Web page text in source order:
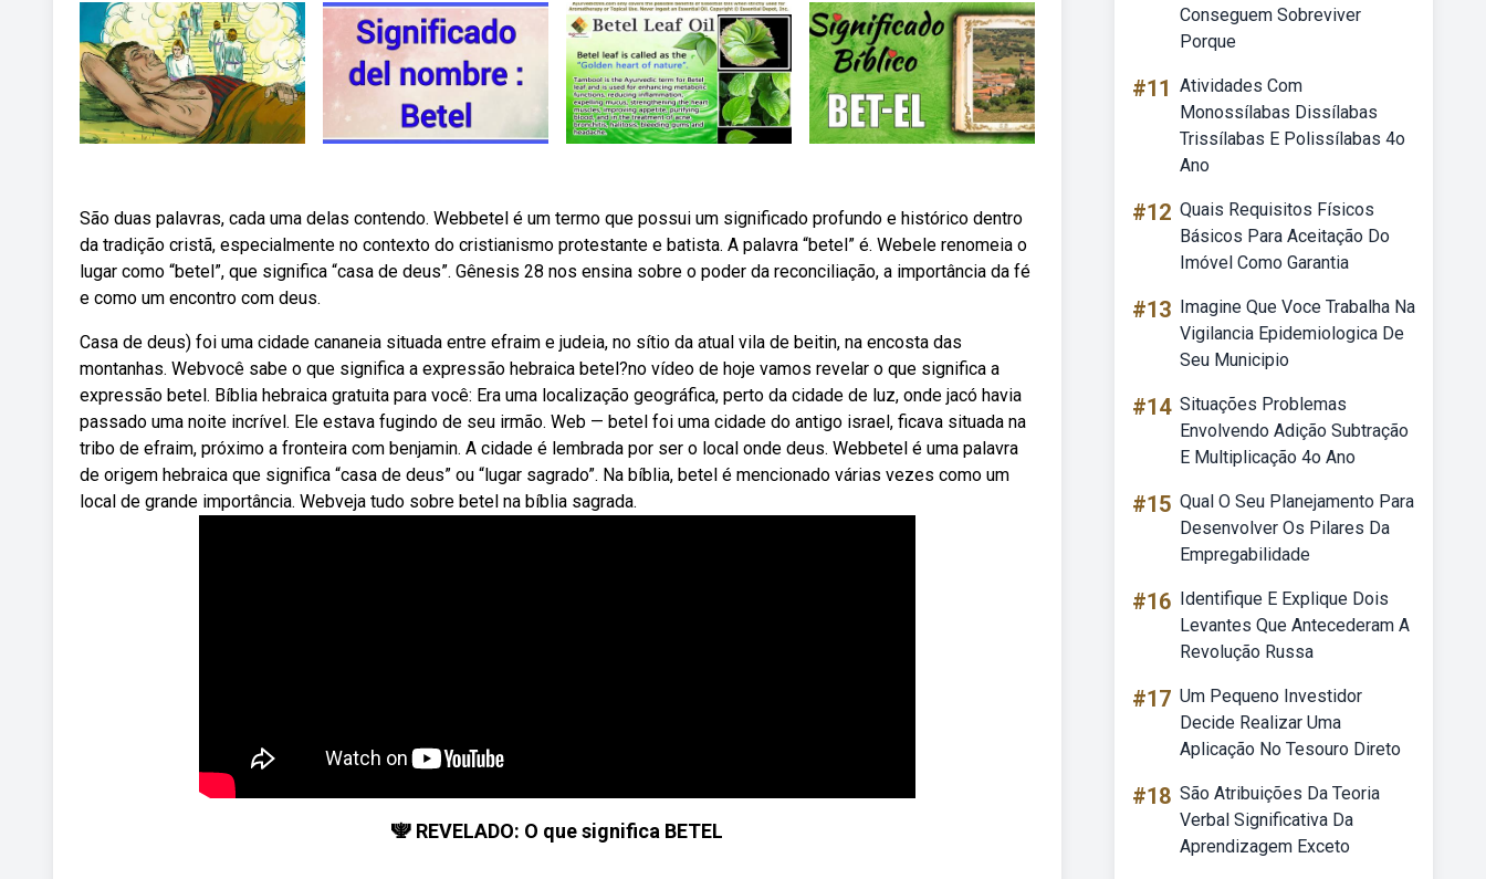
São duas palavras, cada uma delas contendo. Webbetel é um termo que possui um significado profundo e histórico dentro
da tradição cristã, especialmente no contexto do cristianismo protestante e batista. A palavra “betel” é. Webele renomeia o
lugar como “betel”, que significa “casa de deus”. Gênesis 28 nos ensina sobre o poder da reconciliação, a importância da fé
e como um encontro com deus.
Casa de deus) foi uma cidade cananeia situada entre efraim e judeia, no sítio da atual vila de beitin, na encosta das
montanhas. Webvocê sabe o que significa a expressão hebraica betel?no vídeo de hoje vamos revelar o que significa a
expressão betel. Bíblia hebraica gratuita para você: Era uma localização geográfica, perto da cidade de luz, onde jacó havia
passado uma noite incrível. Ele estava fugindo de seu irmão. Web — betel foi uma cidade do antigo israel, ficava situada na
tribo de efraim, próximo a fronteira com benjamin. A cidade é lembrada por ser o local onde deus. Webbetel é uma palavra
de origem hebraica que significa “casa de deus” ou “lugar sagrado”. Na bíblia, betel é mencionado várias vezes como um
local de grande importância. Webveja tudo sobre betel na bíblia sagrada.
🕎 REVELADO: O que significa BETEL
Conseguem Sobreviver
Porque
#11 Atividades Com
Monossílabas Dissílabas
Trissílabas E Polissílabas 4o
Ano
#12 Quais Requisitos Físicos
Básicos Para Aceitação Do
Imóvel Como Garantia
#13 Imagine Que Voce Trabalha Na
Vigilancia Epidemiologica De
Seu Municipio
#14 Situações Problemas
Envolvendo Adição Subtração
E Multiplicação 4o Ano
#15 Qual O Seu Planejamento Para
Desenvolver Os Pilares Da
Empregabilidade
#16 Identifique E Explique Dois
Levantes Que Antecederam A
Revolução Russa
#17 Um Pequeno Investidor
Decide Realizar Uma
Aplicação No Tesouro Direto
#18 São Atribuições Da Teoria
Verbal Significativa Da
Aprendizagem Exceto